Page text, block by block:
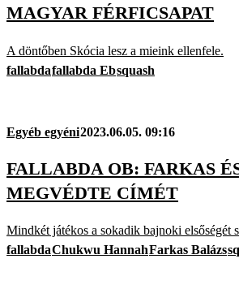
MAGYAR FÉRFICSAPAT
A döntőben Skócia lesz a mieink ellenfele.
fallabdafallabda Ebsquash
Egyéb egyéni2023.06.05. 09:16
FALLABDA OB: FARKAS
MEGVÉDTE CÍMÉT
Mindkét játékos a sokadik bajnoki elsőségét
fallabdaChukwu HannahFarkas Balázs